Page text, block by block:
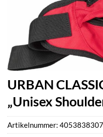
URBAN
„Unisex
Artikelnummer: